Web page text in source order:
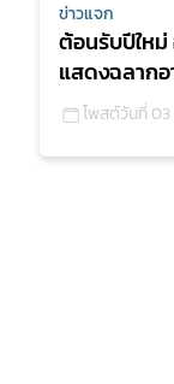
ข่าวแจก
ต้อนรับปีให
แสดงฉลาก
บริโภคเลือกก
โพสต์วันที่ 03